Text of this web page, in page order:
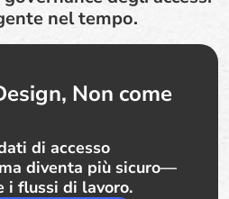
nel tempo.
Non come
di accesso
diventa più sicuro—
i flussi di lavoro.